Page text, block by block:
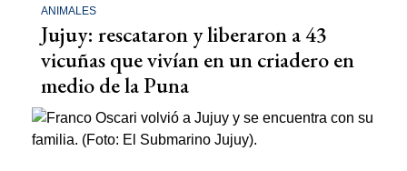
ANIMALES
Jujuy: rescataron y liberaron a 43
vicuñas que vivían en un criadero en
medio de la Puna